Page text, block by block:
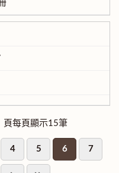
頁每頁顯示15筆
4 5 6 7